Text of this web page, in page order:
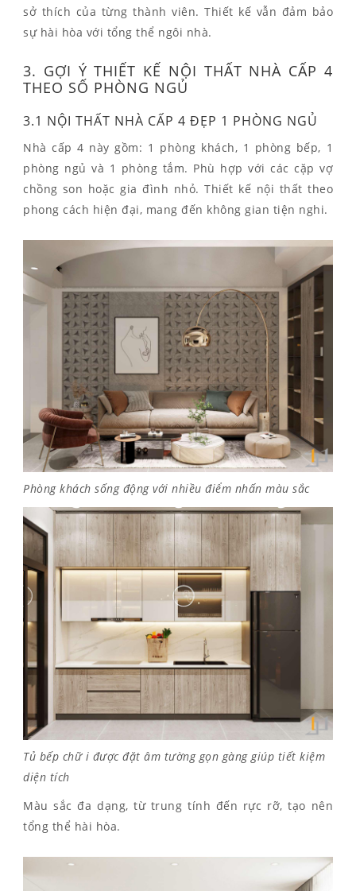
sở thích của từng thành viên. Thiết kế vẫn đảm bảo
sự hài hòa với tổng thể ngôi nhà.
3. GỢI Ý THIẾT KẾ NỘI THẤT NHÀ CẤP 4
THEO SỐ PHÒNG NGỦ
3.1 NỘI THẤT NHÀ CẤP 4 ĐẸP 1 PHÒNG NGỦ
Nhà cấp 4 này gồm: 1 phòng khách, 1 phòng bếp, 1
phòng ngủ và 1 phòng tắm. Phù hợp với các cặp vợ
chồng son hoặc gia đình nhỏ. Thiết kế nội thất theo
phong cách hiện đại, mang đến không gian tiện nghi.
Phòng khách sống động với nhiều điểm nhấn màu sắc
Tủ bếp chữ i được đặt âm tường gọn gàng giúp tiết kiệm
diện tích
Màu sắc đa dạng, từ trung tính đến rực rỡ, tạo nên
tổng thể hài hòa.